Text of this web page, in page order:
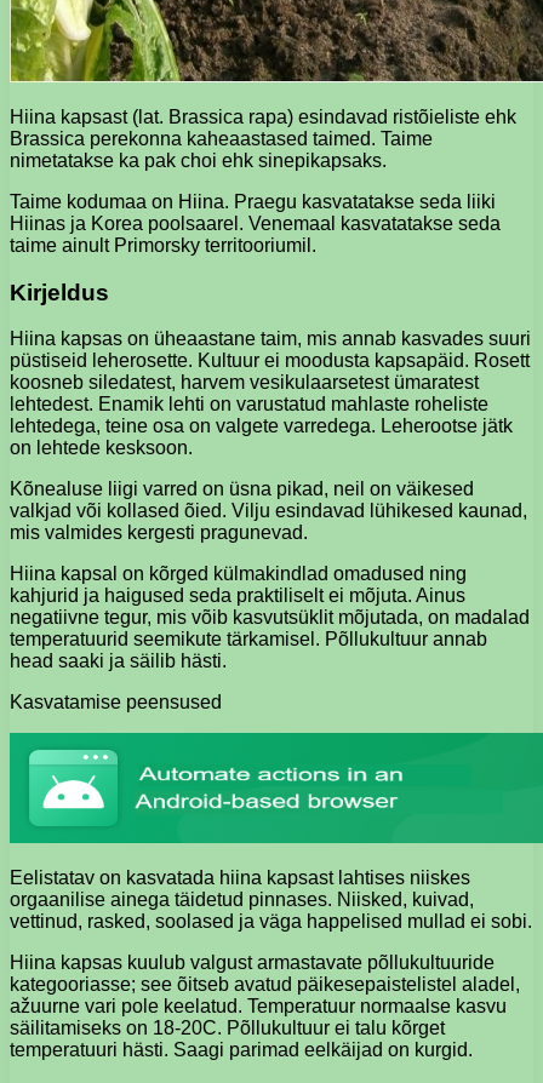
Hiina kapsast (lat. Brassica rapa) esindavad ristõieliste ehk
Brassica perekonna kaheaastased taimed. Taime
nimetatakse ka pak choi ehk sinepikapsaks.
Taime kodumaa on Hiina. Praegu kasvatatakse seda liiki
Hiinas ja Korea poolsaarel. Venemaal kasvatatakse seda
taime ainult Primorsky territooriumil.
Kirjeldus
Hiina kapsas on üheaastane taim, mis annab kasvades suuri
püstiseid leherosette. Kultuur ei moodusta kapsapäid. Rosett
koosneb siledatest, harvem vesikulaarsetest ümaratest
lehtedest. Enamik lehti on varustatud mahlaste roheliste
lehtedega, teine ​​osa on valgete varredega. Leherootse jätk
on lehtede kesksoon.
Kõnealuse liigi varred on üsna pikad, neil on väikesed
valkjad või kollased õied. Vilju esindavad lühikesed kaunad,
mis valmides kergesti pragunevad.
Hiina kapsal on kõrged külmakindlad omadused ning
kahjurid ja haigused seda praktiliselt ei mõjuta. Ainus
negatiivne tegur, mis võib kasvutsüklit mõjutada, on madalad
temperatuurid seemikute tärkamisel. Põllukultuur annab
head saaki ja säilib hästi.
Kasvatamise peensused
Eelistatav on kasvatada hiina kapsast lahtises niiskes
orgaanilise ainega täidetud pinnases. Niisked, kuivad,
vettinud, rasked, soolased ja väga happelised mullad ei sobi.
Hiina kapsas kuulub valgust armastavate põllukultuuride
kategooriasse; see õitseb avatud päikesepaistelistel aladel,
ažuurne vari pole keelatud. Temperatuur normaalse kasvu
säilitamiseks on 18-20C. Põllukultuur ei talu kõrget
temperatuuri hästi. Saagi parimad eelkäijad on kurgid.